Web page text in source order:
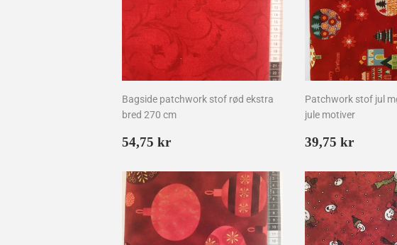
Bagside patchwork stof rød ekstra
bred 270 cm
Normalpris
54,75 kr
Patchwork stof jul
jule motiver
Normalpris
39,75 kr39,75